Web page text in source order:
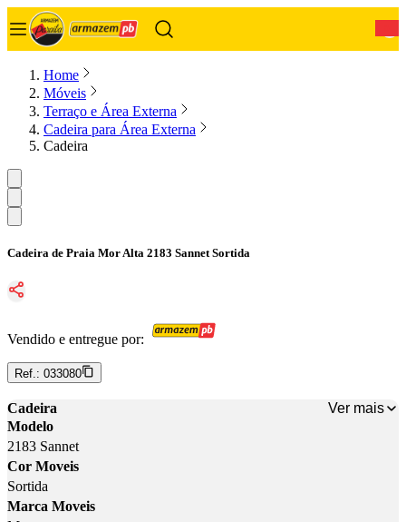
Home
Móveis
Terraço e Área Externa
Cadeira para Área Externa
Cadeira
Cadeira de Praia Mor Alta 2183 Sannet Sortida
Vendido e entregue por:
Ref.: 033080
Cadeira
Ver mais
Modelo
2183 Sannet
Cor Moveis
Sortida
Marca Moveis